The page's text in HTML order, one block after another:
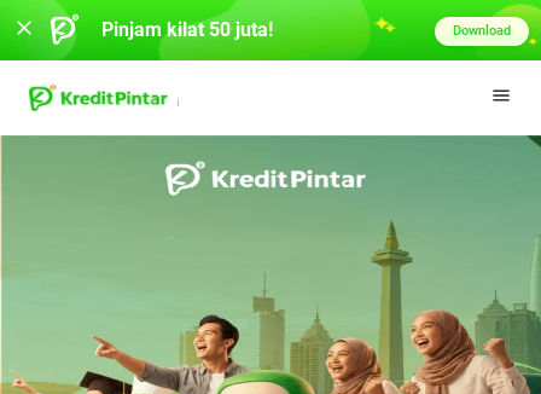
Pinjam kilat 50 juta! Download